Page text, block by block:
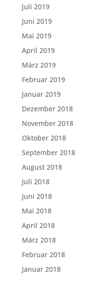
Juli 2019
Juni 2019
Mai 2019
April 2019
März 2019
Februar 2019
Januar 2019
Dezember 2018
November 2018
Oktober 2018
September 2018
August 2018
Juli 2018
Juni 2018
Mai 2018
April 2018
März 2018
Februar 2018
Januar 2018